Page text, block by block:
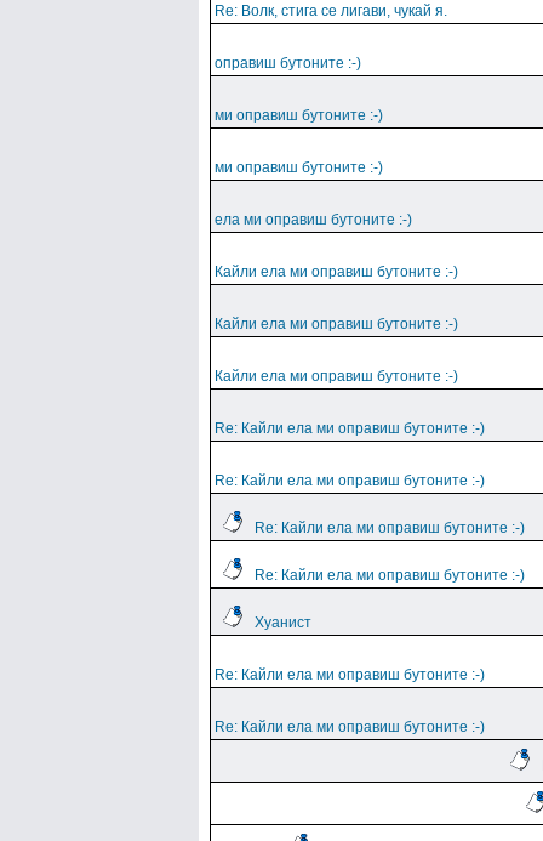
Re: Волк, стига се лигави, чукай я.
оправиш бутоните :-)
ми оправиш бутоните :-)
ми оправиш бутоните :-)
ела ми оправиш бутоните :-)
Кайли ела ми оправиш бутоните :-)
Кайли ела ми оправиш бутоните :-)
Кайли ела ми оправиш бутоните :-)
Re: Кайли ела ми оправиш бутоните :-)
Re: Кайли ела ми оправиш бутоните :-)
Re: Кайли ела ми оправиш бутоните :-)
Re: Кайли ела ми оправиш бутоните :-)
Хуанист
Re: Кайли ела ми оправиш бутоните :-)
Re: Кайли ела ми оправиш бутоните :-)